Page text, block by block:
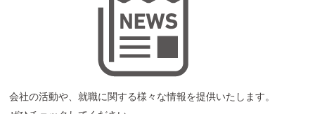
会社の活動や、就職に関する様々な情報を提供いたします。